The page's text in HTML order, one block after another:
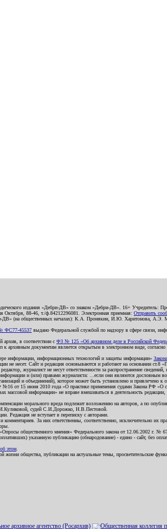
издания «Дебри-ДВ» со знаком «Дебри-ДВ». 16+
Октября, 88-46, т./ф.84212296081. Электронная приемная: Отправить
ДВ» (на общественных началах): К.А. Пронякин, И.Ю.
ФС77-45537 выдано Федеральной службой по надзору в сфере связи,
в соответствии с ФЗ № 125 «Об архивном деле в Российской
архивным документам является открытым в электронном виде,
информации, информационных технологий и защиты информации»
не несет. Сайт и редакция основываются и работают на основании
журналист не несут ответственности за распространение
и (или) правами журналиста: ...если они являются дословным
и объединений), которое может быть установлено и привлечено к
от 15 июня 2010 года «О практике применения судами Закона РФ «О
массовой информации» не вправе вмешиваться в деятельность
морального вреда подлежит возложению на авторов, а по
судей С.И.Дорожко, Н.В.Пестовой.
Редакция не вступает в переписку с авторами.
комментариев. За них ответственны, соответственно, исключительно
общественного мнения» Федерального закона от 12.06.2002 г.
указанную публикацию (обнародование) - едино - сайт, без
этом
жизни общества, публикации на актуальные темы, просветительские